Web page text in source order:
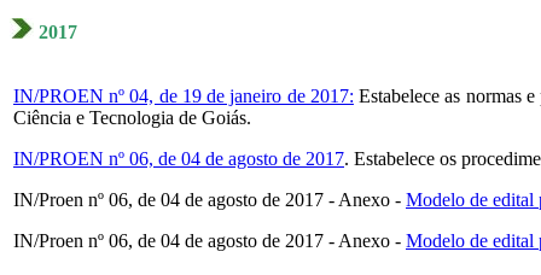
2017
IN/PROEN nº 04, de 19 de janeiro de 2017: Estabelece as normas
Ciência e Tecnologia de Goiás.
IN/PROEN nº 06, de 04 de agosto de 2017. Estabelece os
IN/Proen nº 06, de 04 de agosto de 2017 - Anexo - Modelo de edital
IN/Proen nº 06, de 04 de agosto de 2017 - Anexo - Modelo de edital